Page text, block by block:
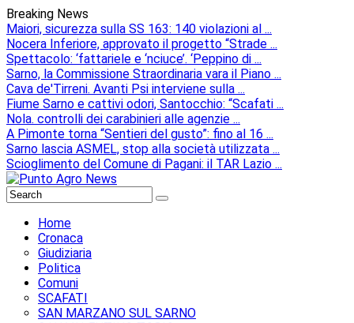
Breaking News
Maiori, sicurezza sulla SS 163: 140 violazioni al ...
Nocera Inferiore, approvato il progetto “Strade ...
Spettacolo: ‘fattariele e ‘nciuce’. ‘Peppino di ...
Sarno, la Commissione Straordinaria vara il Piano ...
Cava de'Tirreni. Avanti Psi interviene sulla ...
Fiume Sarno e cattivi odori, Santocchio: “Scafati ...
Nola. controlli dei carabinieri alle agenzie ...
A Pimonte torna “Sentieri del gusto”: fino al 16 ...
Sarno lascia ASMEL, stop alla società utilizzata ...
Scioglimento del Comune di Pagani: il TAR Lazio ...
Home
Cronaca
Giudiziaria
Politica
Comuni
SCAFATI
SAN MARZANO SUL SARNO